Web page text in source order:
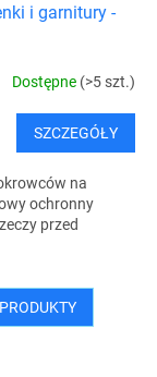
A
T
I
S
i garnitury -
Dostępne (>5 szt.)
SZCZEGÓŁY
na
ochronny
przed